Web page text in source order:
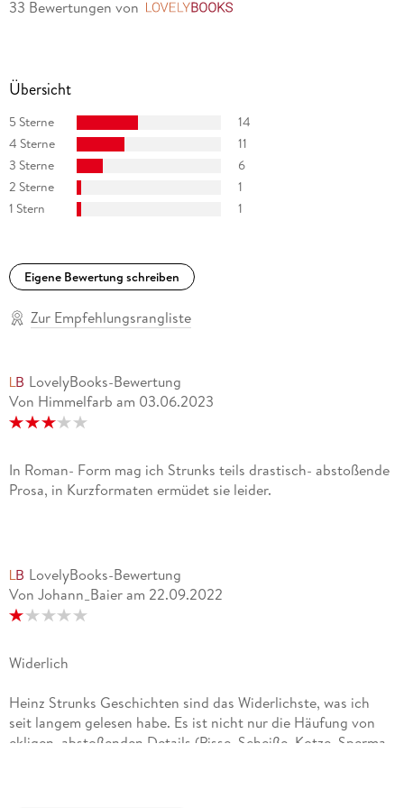
Kein Geld Kein Glück Kein Sprit
33 Bewertungen von
Übersicht
5 Sterne
14
4 Sterne
11
3 Sterne
6
2 Sterne
1
1 Stern
1
Eigene Bewertung schreiben
Zur Empfehlungsrangliste
LovelyBooks-Bewertung
Von Himmelfarb am 03.06.2023
In Roman- Form mag ich Strunks teils drastisch- abstoßende
Prosa, in Kurzformaten ermüdet sie leider.
LovelyBooks-Bewertung
Von Johann_Baier am 22.09.2022
Widerlich
Heinz Strunks Geschichten sind das Widerlichste, was ich
seit langem gelesen habe. Es ist nicht nur die Häufung von
ekligen, abstoßenden Details (Pisse, Scheiße, Kotze, Sperma,